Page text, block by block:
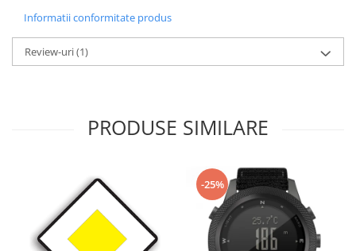
Informatii conformitate produs
Review-uri(1)
PRODUSE SIMILARE
-25%